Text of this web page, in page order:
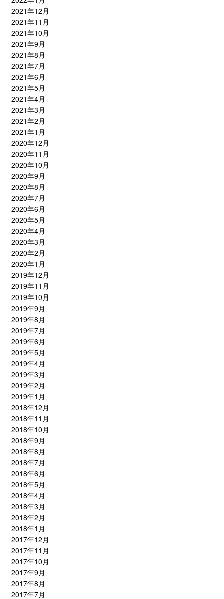
2021年12月
2021年11月
2021年10月
2021年9月
2021年8月
2021年7月
2021年6月
2021年5月
2021年4月
2021年3月
2021年2月
2021年1月
2020年12月
2020年11月
2020年10月
2020年9月
2020年8月
2020年7月
2020年6月
2020年5月
2020年4月
2020年3月
2020年2月
2020年1月
2019年12月
2019年11月
2019年10月
2019年9月
2019年8月
2019年7月
2019年6月
2019年5月
2019年4月
2019年3月
2019年2月
2019年1月
2018年12月
2018年11月
2018年10月
2018年9月
2018年8月
2018年7月
2018年6月
2018年5月
2018年4月
2018年3月
2018年2月
2018年1月
2017年12月
2017年11月
2017年10月
2017年9月
2017年8月
2017年7月